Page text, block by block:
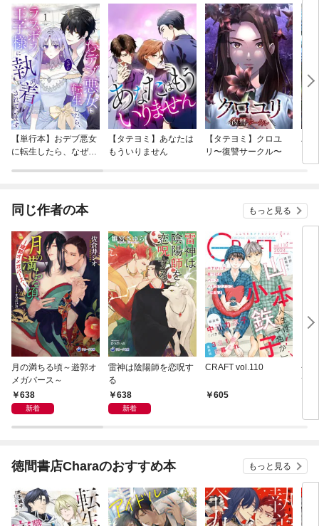
【単行本】おデブ悪女
に転生したら、なぜか
【タテヨミ】あなたは
もういりません
【タテヨミ】クロユ
リ〜復讐サークル〜
バ
今
同じ作者の本 もっと見る
月の満ちる頃～遊郭オ
メガバース～
638
新着
雷神は陰陽師を恋呪す
る
638
新着
CRAFT vol.110
605
今
て
ス
徳間書店Charaのおすすめ本 もっと見る